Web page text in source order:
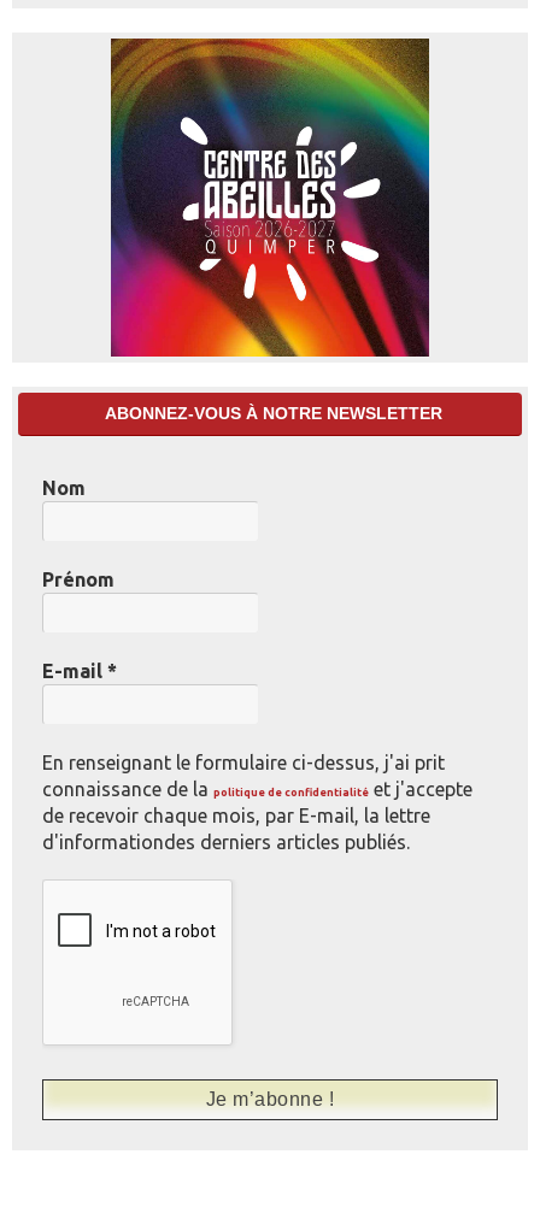
ABONNEZ-VOUS À NOTRE NEWSLETTER
Nom
Prénom
E-mail *
En renseignant le formulaire ci-dessus, j'ai prit
connaissance de la politique de confidentialité et j'accepte
de recevoir chaque mois, par E-mail, la lettre
d'informationdes derniers articles publiés.